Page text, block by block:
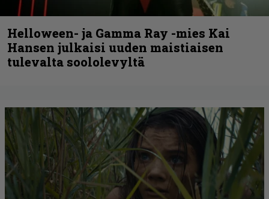
Helloween- ja Gamma Ray -mies Kai
Hansen julkaisi uuden maistiaisen
tulevalta soololevyltä